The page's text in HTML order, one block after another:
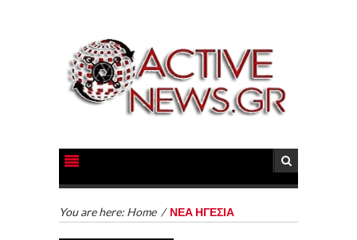
You are here: Home / ΝΕΑ ΗΓΕΣΙΑ